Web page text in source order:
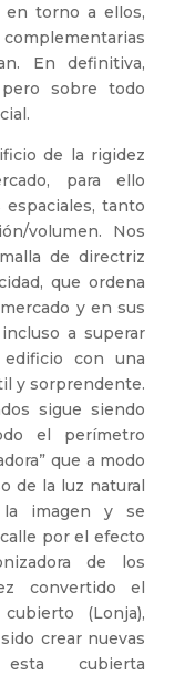
en torno a ellos,
En definitiva,
sobre todo
de la rigidez
para ello
tanto
volumen. Nos
de directriz
que ordena
y en sus
a superar
edificio con una
y sorprendente.
sigue siendo
el perímetro
que a modo
de la luz natural
la imagen y se
por el efecto
de los
convertido el
(Lonja),
crear nuevas
esta cubierta